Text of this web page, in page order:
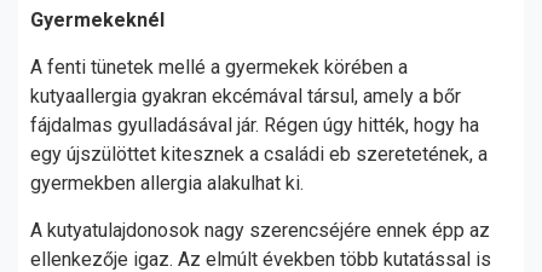
Gyermekeknél
A fenti tünetek mellé a gyermekek körében a
kutyaallergia gyakran ekcémával társul, amely a bőr
fájdalmas gyulladásával jár. Régen úgy hitték, hogy ha
egy újszülöttet kitesznek a családi eb szeretetének, a
gyermekben allergia alakulhat ki.
A kutyatulajdonosok nagy szerencséjére ennek épp az
ellenkezője igaz. Az elmúlt években több kutatással is